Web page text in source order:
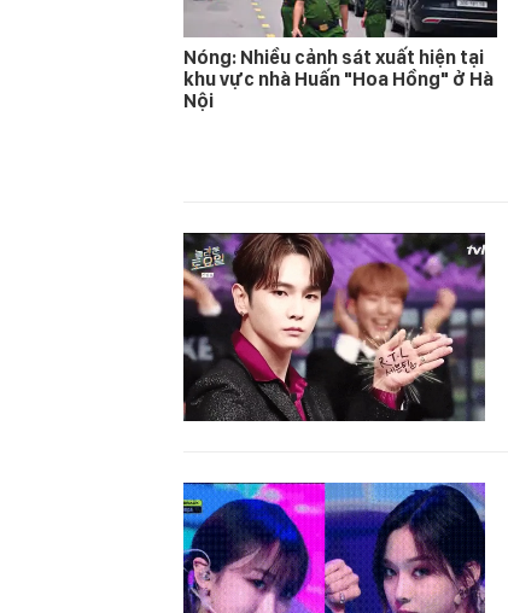
Nóng: Nhiều cảnh sát xuất hiện tại
khu vực nhà Huấn "Hoa Hồng" ở Hà
Nội